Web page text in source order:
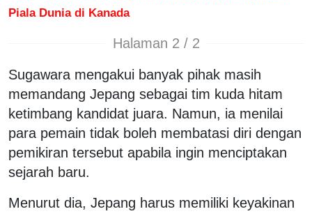
Piala Dunia di Kanada
Halaman 2 / 2
Sugawara mengakui banyak pihak masih
memandang Jepang sebagai tim kuda hitam
ketimbang kandidat juara. Namun, ia menilai
para pemain tidak boleh membatasi diri dengan
pemikiran tersebut apabila ingin menciptakan
sejarah baru.
Menurut dia, Jepang harus memiliki keyakinan